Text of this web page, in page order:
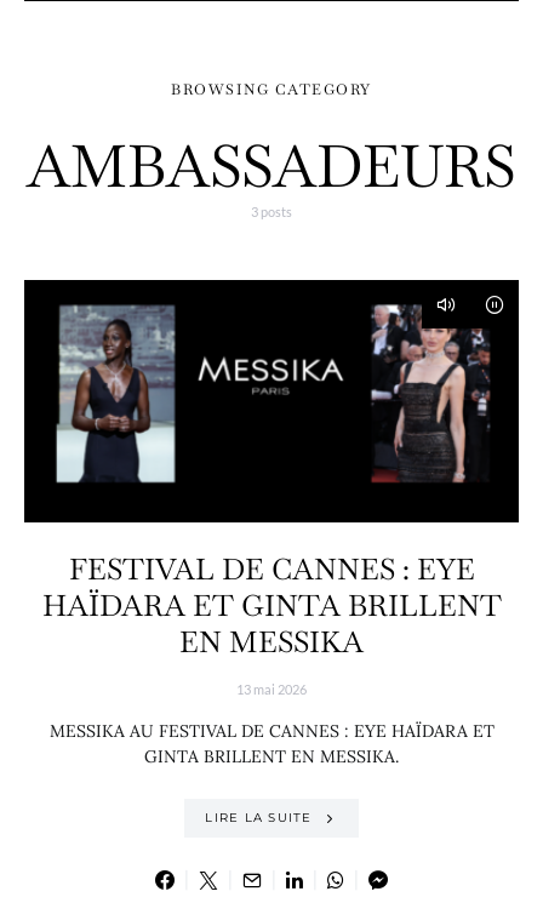
BROWSING CATEGORY
AMBASSADEURS
3 posts
FESTIVAL DE CANNES : EYE
HAÏDARA ET GINTA BRILLENT
EN MESSIKA
13 mai 2026
MESSIKA AU FESTIVAL DE CANNES : EYE HAÏDARA ET
GINTA BRILLENT EN MESSIKA.
LIRE LA SUITE